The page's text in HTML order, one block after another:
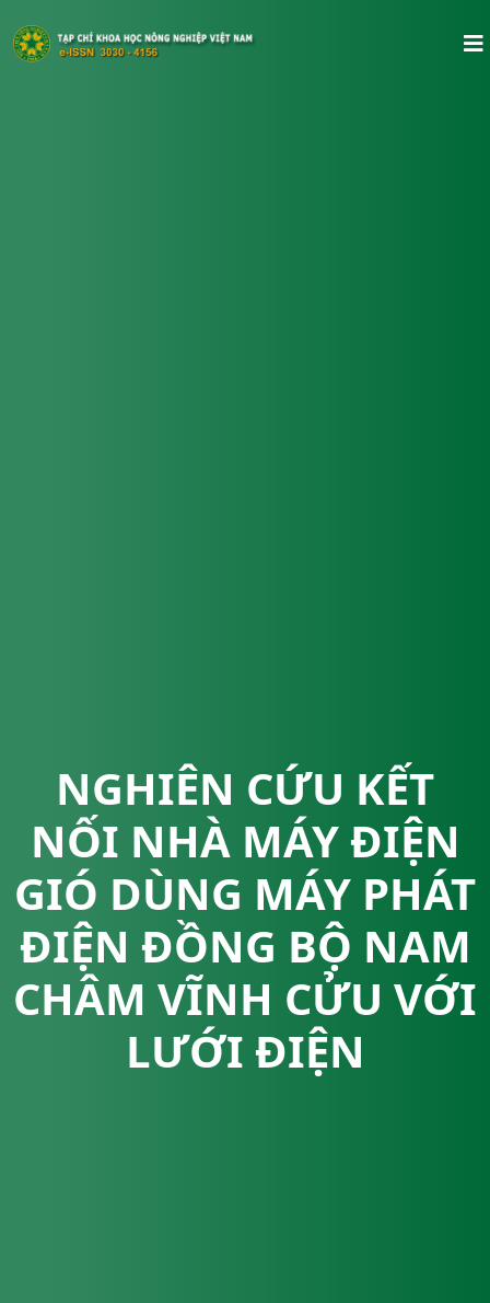
NGHIÊN CỨU KẾT
NỐI NHÀ MÁY ĐIỆN
GIÓ DÙNG MÁY PHÁT
ĐIỆN ĐỒNG BỘ NAM
CHÂM VĨNH CỬU VỚI
LƯỚI ĐIỆN